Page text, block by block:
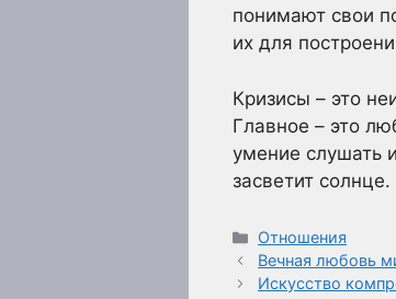
понимают свои
их для
Кризисы – это
Главное – это
умение слушать
засветит солнце.
Рубрики
Отношения
Вечная любовь
Искусство